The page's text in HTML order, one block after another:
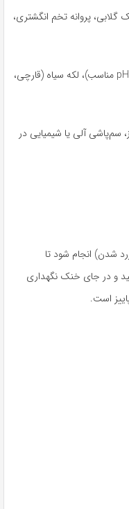
گلابی، پروانه تخم انگشتری،
آتشک (باکتریایی، کنترل با هرس و pH مناسب)، لکه سیاه (قارچی،
آلی یا شیمیایی در
شدن) انجام شود تا
و در جای خنک نگهداری
است.